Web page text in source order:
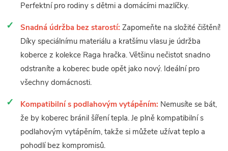
Perfektní pro rodiny s dětmi a domácími mazlíčky.
Snadná údržba bez starostí: Zapomeňte na složité čištění!
Díky speciálnímu materiálu a kratšímu vlasu je údržba
koberce z kolekce Raga hračka. Většinu nečistot snadno
odstraníte a koberec bude opět jako nový. Ideální pro
všechny domácnosti.
Kompatibilní s podlahovým vytápěním: Nemusíte se bát,
že by koberec bránil šíření tepla. Je plně kompatibilní s
podlahovým vytápěním, takže si můžete užívat teplo a
pohodlí bez kompromisů.